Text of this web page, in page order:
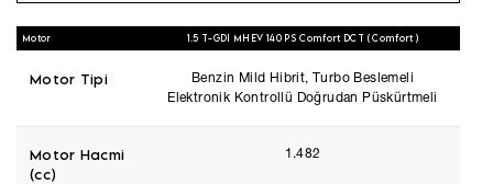
Motor 1.5 T-GDI MHEV 140 PS Comfort DCT ( Comfort )
Motor Tipi
Benzin Mild Hibrit, Turbo Beslemeli
Elektronik Kontrollü Doğrudan Püskürtmeli
Motor Hacmi
(cc)
1.482